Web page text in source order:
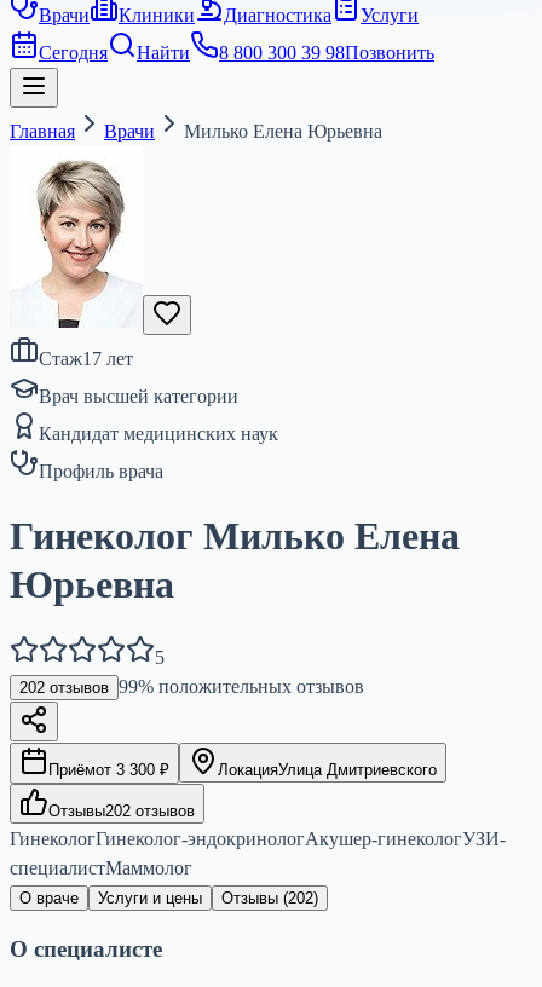
Врачи
Клиники Диагностика
Услуги
Сегодня
Найти 8 800 300 39 98Позвонить
Главная Врачи Милько Елена Юрьевна
Стаж17 лет
Врач высшей категории
Кандидат медицинских наук
Профиль врача
Гинеколог Милько Елена
Юрьевна
5
202 отзывов 99% положительных отзывов
Приёмот 3 300 ₽ ЛокацияУлица Дмитриевского
Отзывы202 отзывов
ГинекологГинеколог-эндокринологАкушер-гинекологУЗИ-
специалистМаммолог
О враче Услуги и цены Отзывы (202)
О специалисте